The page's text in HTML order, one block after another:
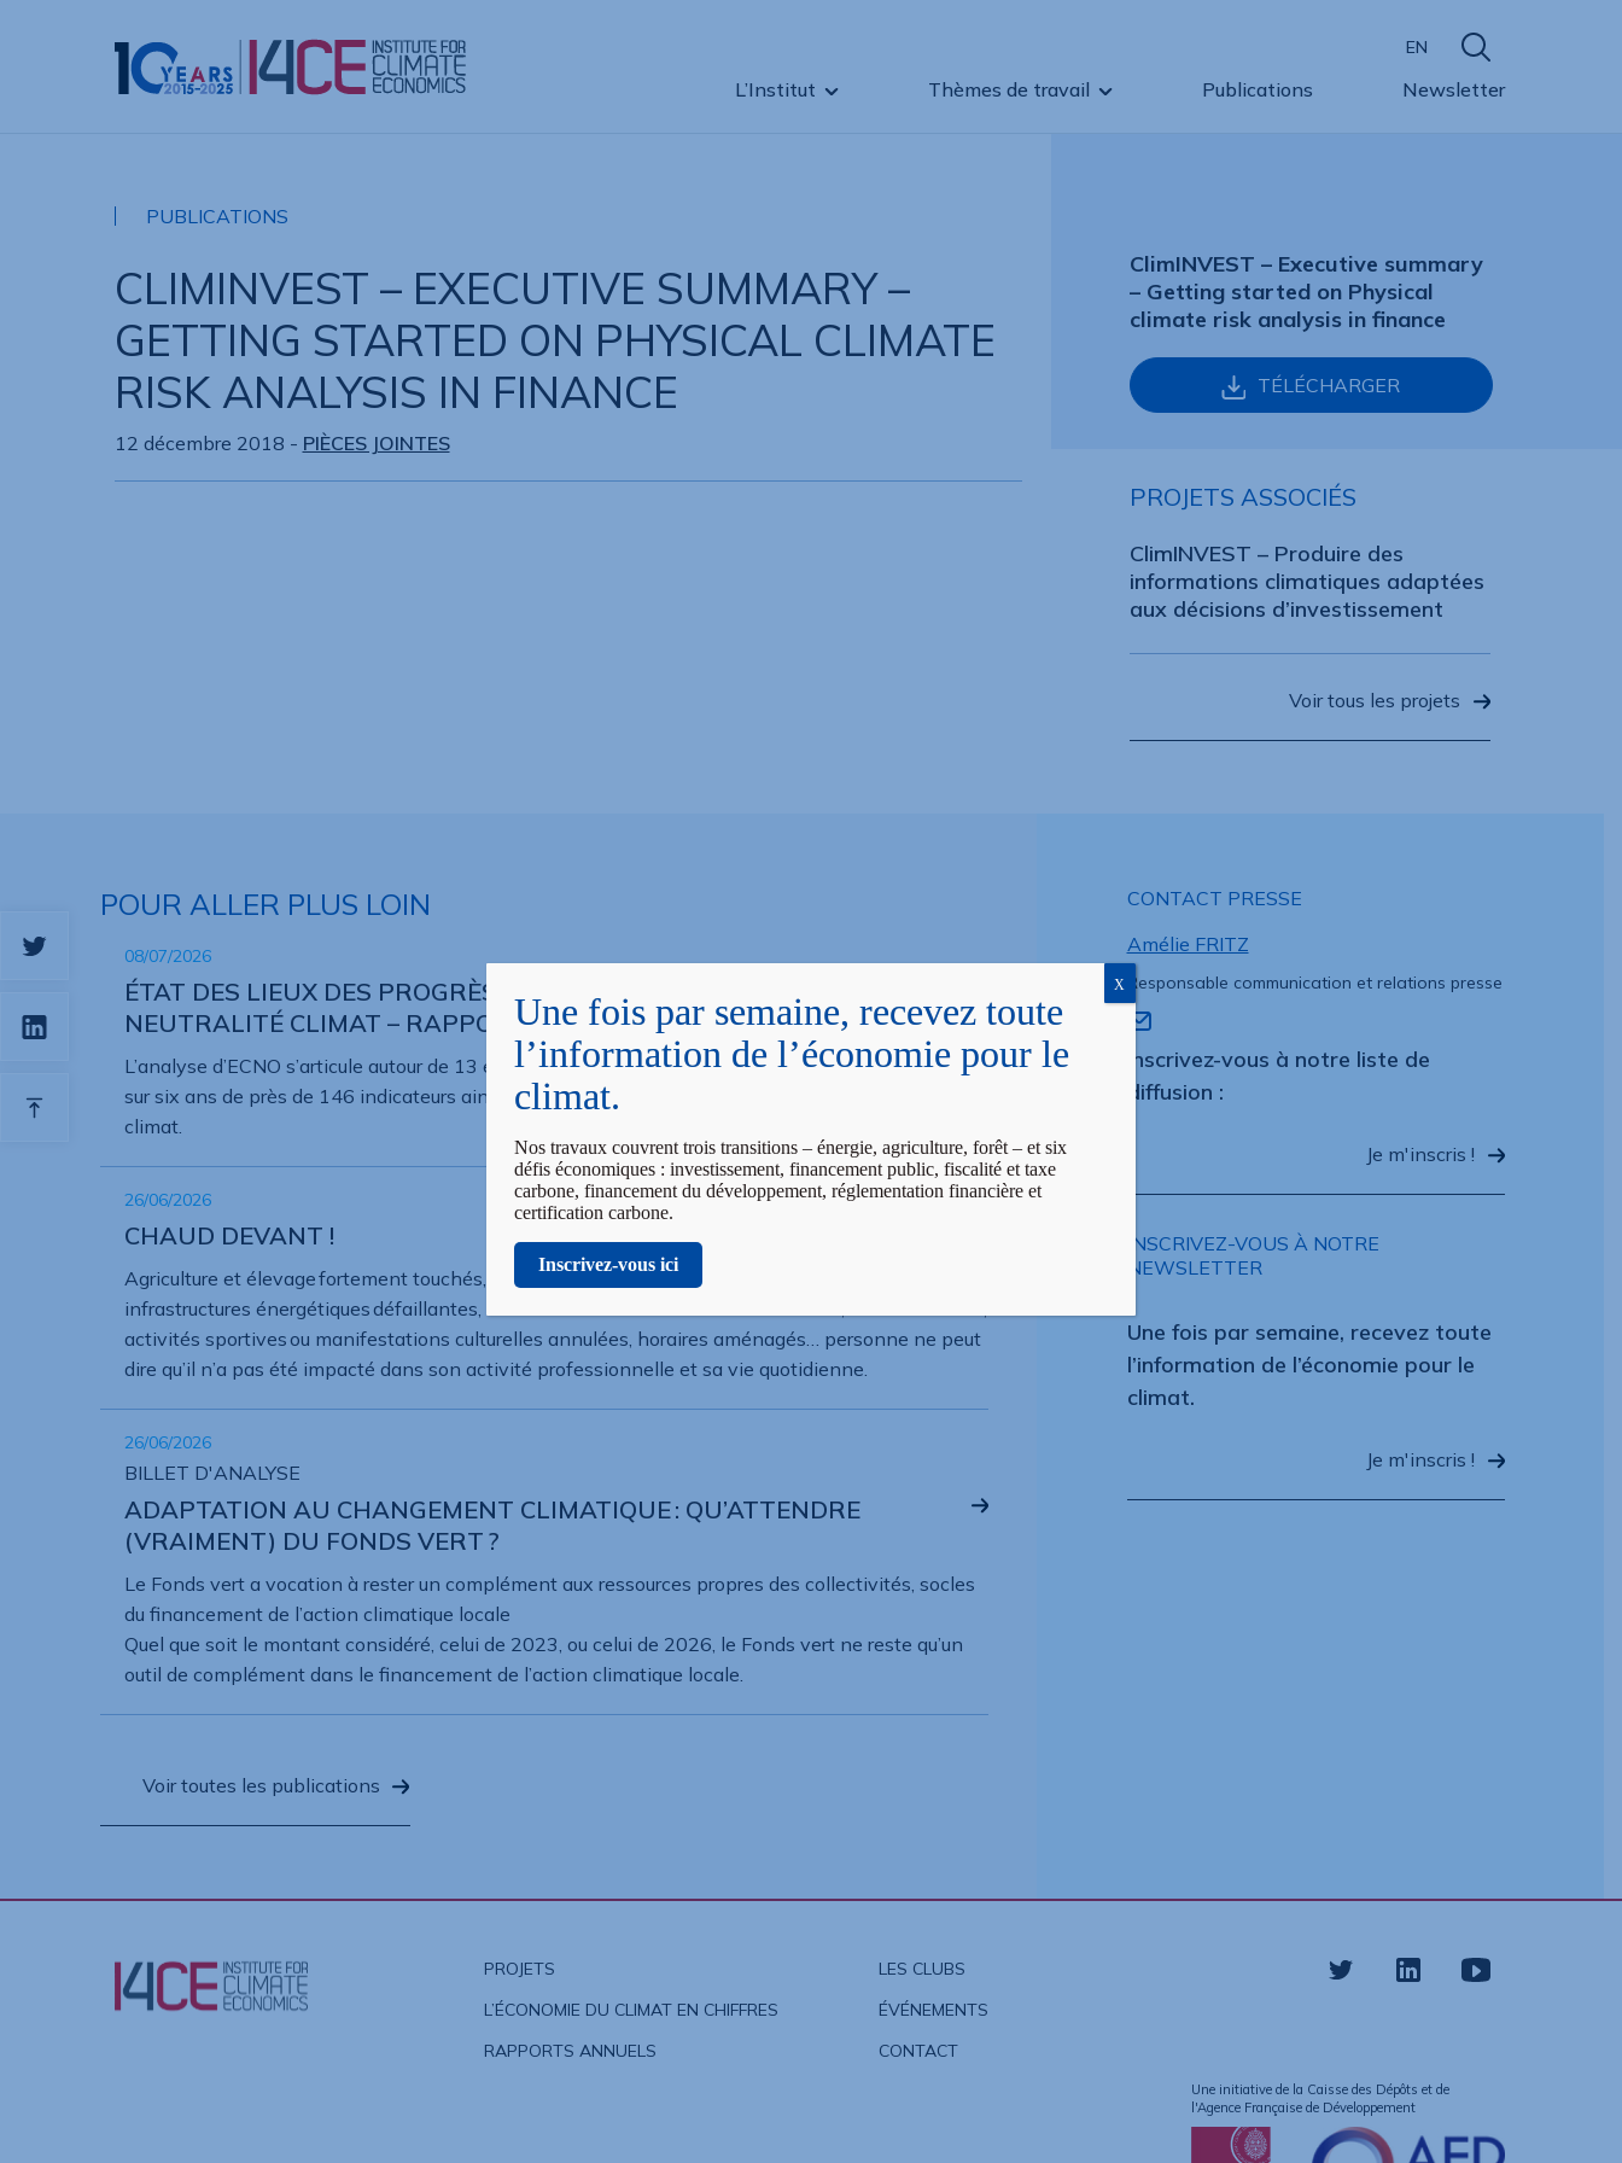
L’Institut Thèmes de travail Publications Newsletter
EN
PUBLICATIONS
CLIMINVEST – EXECUTIVE SUMMARY –
GETTING STARTED ON PHYSICAL CLIMATE
RISK ANALYSIS IN FINANCE
12 décembre 2018 - PIÈCES JOINTES
ClimINVEST – Executive summary
– Getting started on Physical
climate risk analysis in finance
TÉLÉCHARGER
PROJETS ASSOCIÉS
ClimINVEST – Produire des
informations climatiques adaptées
aux décisions d’investissement
Voir tous les projets
POUR ALLER PLUS LOIN
08/07/2026
ÉTAT DES LIEUX DES PROGRÈS DE L’UNION EUROPÉENNE VERS LA
NEUTRALITÉ CLIMAT – RAPPORT ECNO 2026
L’analyse d’ECNO s’articule autour de 13 éléments constitutifs de la transition, suivant l’évolution
sur six ans de près de 146 indicateurs ainsi que l’impact attendu des politiques publiques liées au
climat.
26/06/2026
CHAUD DEVANT !
Agriculture et élevage fortement touchés, logements invivables, transports en souffrance,
infrastructures énergétiques défaillantes, salles de cours ou d’examen inutilisables, écoles fermées,
activités sportives ou manifestations culturelles annulées, horaires aménagés… personne ne peut
dire qu’il n’a pas été impacté dans son activité professionnelle et sa vie quotidienne.
26/06/2026
BILLET D'ANALYSE
ADAPTATION AU CHANGEMENT CLIMATIQUE : QU’ATTENDRE
(VRAIMENT) DU FONDS VERT ?
Le Fonds vert a vocation à rester un complément aux ressources propres des collectivités, socles
du financement de l’action climatique locale
Quel que soit le montant considéré, celui de 2023, ou celui de 2026, le Fonds vert ne reste qu’un
outil de complément dans le financement de l’action climatique locale.
Voir toutes les publications
CONTACT PRESSE
Amélie FRITZ
Responsable communication et relations presse
Inscrivez-vous à notre liste de
diffusion :
Je m'inscris !
INSCRIVEZ-VOUS À NOTRE
NEWSLETTER
Une fois par semaine, recevez toute
l’information de l’économie pour le
climat.
Je m'inscris !
PROJETS
L’ÉCONOMIE DU CLIMAT EN CHIFFRES
RAPPORTS ANNUELS
LES CLUBS
ÉVÉNEMENTS
CONTACT
Twitterlinkedin Youtube
Une initiative de la Caisse des Dépôts et de
l'Agence Française de Développement
Une fois par semaine, recevez toute
l’information de l’économie pour le
climat.
Nos travaux couvrent trois transitions – énergie, agriculture, forêt – et six
défis économiques : investissement, financement public, fiscalité et taxe
carbone, financement du développement, réglementation financière et
certification carbone.
Inscrivez-vous ici
X